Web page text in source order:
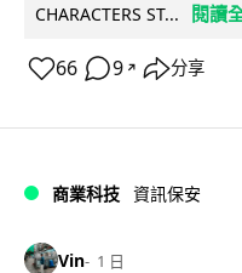
CHARACTERS ST...
閱讀
66 9 ↗ 分享
商業科技 資訊保安
Vin 1 日